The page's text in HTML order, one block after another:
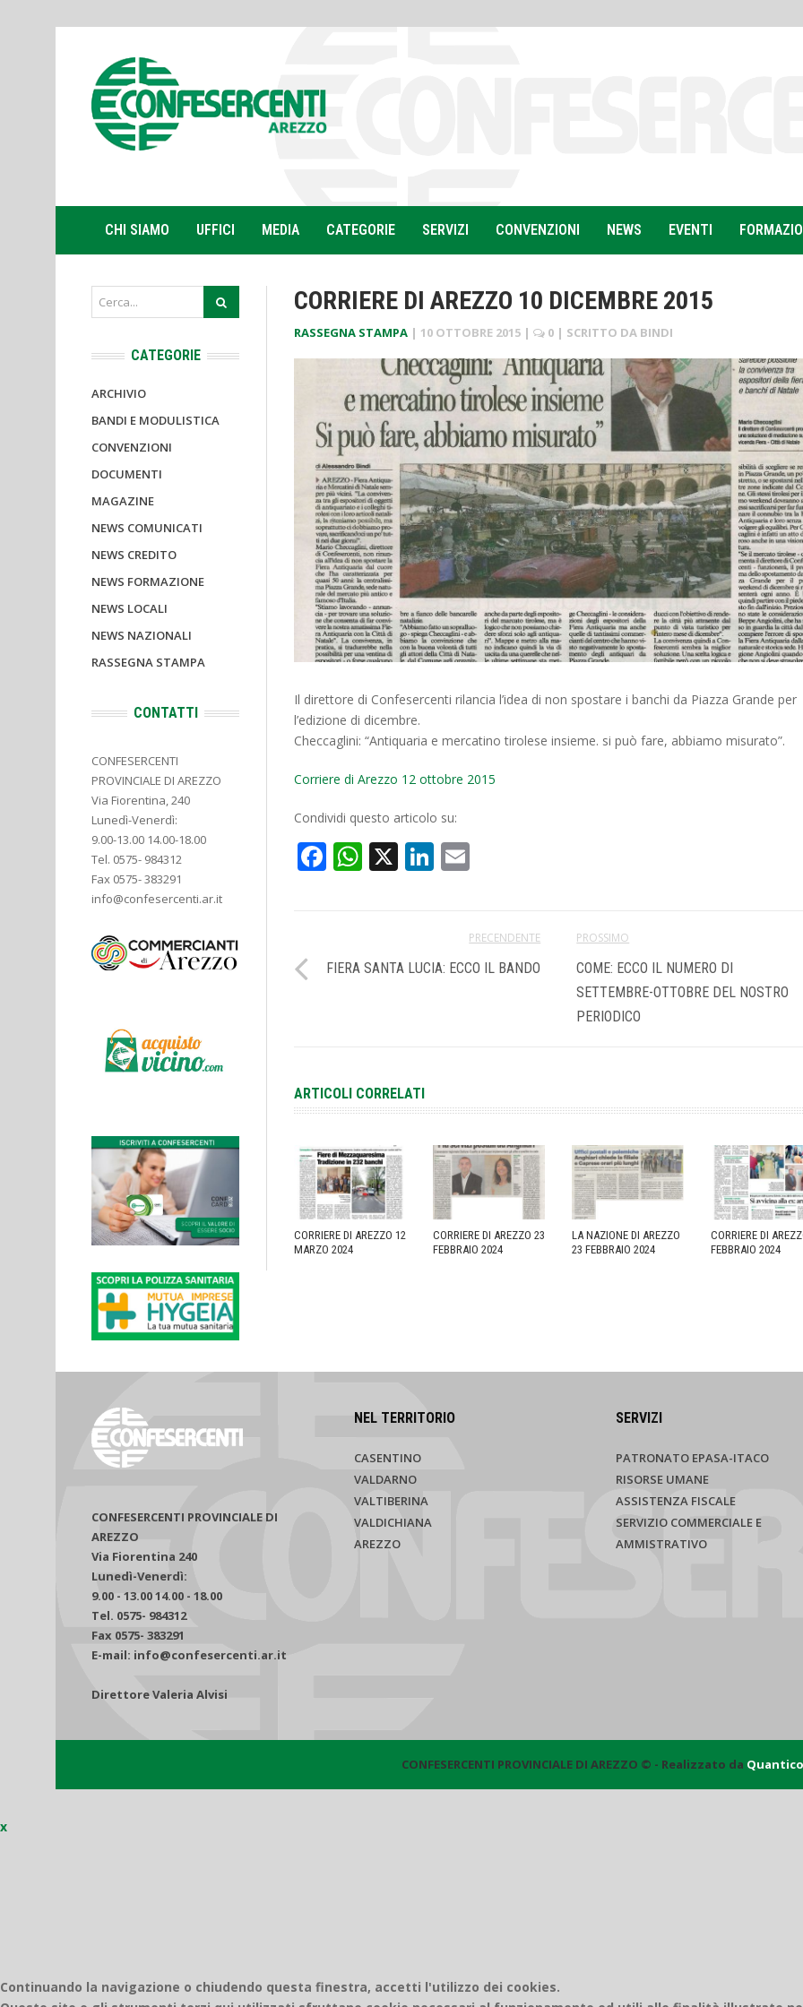
CHI SIAMO UFFICI MEDIA CATEGORIE SERVIZI CONVENZIONI NEWS EVENTI
CORRIERE DI AREZZO 10 DICEMBRE 2015
RASSEGNA STAMPA | 10 OTTOBRE 2015 | 0 | SCRITTO DA BINDI
Il direttore di Confesercenti rilancia l’idea di non spostare i banchi da Piazza Grande per
l’edizione di dicembre.
Checcaglini: “Antiquaria e mercatino tirolese insieme. si può fare, abbiamo misurato”.
Corriere di Arezzo 12 ottobre 2015
Condividi questo articolo su:
Facebook
WhatsApp
X LinkedIn
PRECENDENTE
FIERA SANTA LUCIA: ECCO IL BANDO
PROSSIMO
COME: ECCO IL NUMERO DI
SETTEMBRE-OTTOBRE DEL NOSTRO
PERIODICO
ARTICOLI CORRELATI
CORRIERE DI AREZZO 12
MARZO 2024
CORRIERE DI AREZZO 23
FEBBRAIO 2024
LA NAZIONE DI AREZZO
23 FEBBRAIO 2024
CORRIERE DI
FEBBRAIO 2024
CATEGORIE
ARCHIVIO
BANDI E MODULISTICA
CONVENZIONI
DOCUMENTI
MAGAZINE
NEWS COMUNICATI
NEWS CREDITO
NEWS FORMAZIONE
NEWS LOCALI
NEWS NAZIONALI
RASSEGNA STAMPA
CONTATTI
CONFESERCENTI
PROVINCIALE DI AREZZO
Via Fiorentina, 240
Lunedì-Venerdì:
9.00-13.00 14.00-18.00
Tel. 0575- 984312
Fax 0575- 383291
info@confesercenti.ar.it
CONFESERCENTI PROVINCIALE DI
AREZZO
Via Fiorentina 240
Lunedì-Venerdì:
9.00 - 13.00 14.00 - 18.00
Tel. 0575- 984312
Fax 0575- 383291
E-mail: info@confesercenti.ar.it
Direttore Valeria Alvisi
NEL TERRITORIO
CASENTINO
VALDARNO
VALTIBERINA
VALDICHIANA
AREZZO
SERVIZI
PATRONATO EPASA-ITACO
RISORSE UMANE
ASSISTENZA FISCALE
SERVIZIO COMMERCIALE E
AMMISTRATIVO
CONFESERCENTI PROVINCIALE DI AREZZO © - Realizzato da Quantico
x
Continuando la navigazione o chiudendo questa finestra, accetti l'utilizzo dei cookies.